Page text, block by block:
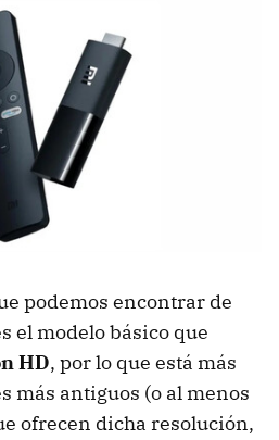
podemos encontrar de
el modelo básico que
HD, por lo que está más
más antiguos (o al menos
ofrecen dicha resolución,